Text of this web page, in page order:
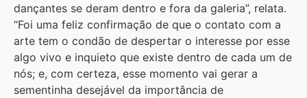
dançantes se deram dentro e fora da galeria”, relata.
“Foi uma feliz confirmação de que o contato com a
arte tem o condão de despertar o interesse por esse
algo vivo e inquieto que existe dentro de cada um de
nós; e, com certeza, esse momento vai gerar a
sementinha desejável da importância de